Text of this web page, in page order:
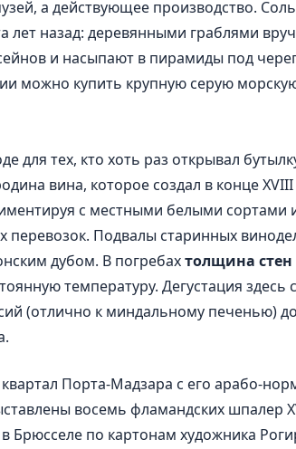
а действующее производство.
лет назад: деревянными граблями
и насыпают в пирамиды под
можно купить крупную серую
для тех, кто хоть раз открывал
вина, которое создал в конце XVIII
с местными белыми сортами
перевозок. Подвалы старинных
дубом. В погребахтолщина стен
температуру. Дегустация здесь
(отлично к миндальному печенью)
Порта-Мадзара с его арабо-
восемь фламандских шпалер
по картонам художника